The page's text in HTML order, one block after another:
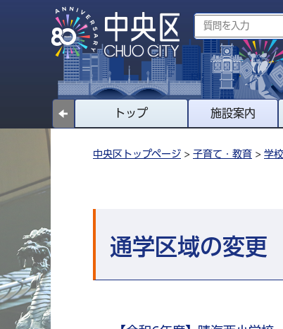
トップ 施設案内
中央区トップページ > 子育て・教育 > 学
通学区域の変更